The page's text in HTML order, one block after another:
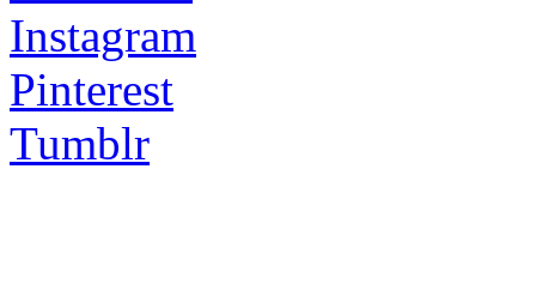
Instagram
Pinterest
Tumblr